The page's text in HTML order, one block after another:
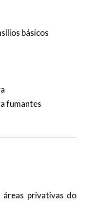
básicos
fumantes
privativas do